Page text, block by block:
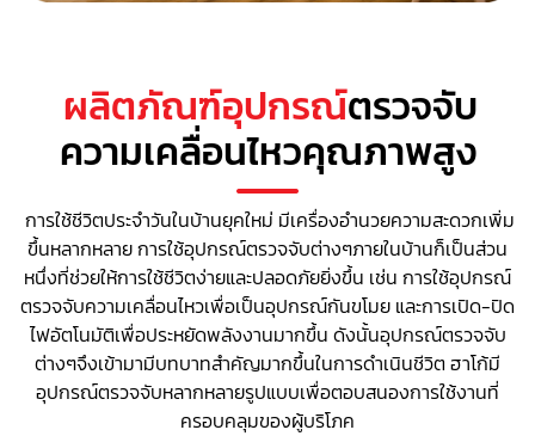
ผลิตภัณฑ์อุปกรณ์ตรวจจับ
ความเคลื่อนไหวคุณภาพสูง
การใช้ชีวิตประจำวันในบ้านยุคใหม่ มีเครื่องอำนวยความสะดวกเพิ่ม
ขึ้นหลากหลาย การใช้อุปกรณ์ตรวจจับต่างๆภายในบ้านก็เป็นส่วน
หนึ่งที่ช่วยให้การใช้ชีวิตง่ายและปลอดภัยยิ่งขึ้น เช่น การใช้อุปกรณ์
ตรวจจับความเคลื่อนไหวเพื่อเป็นอุปกรณ์กันขโมย และการเปิด-ปิด
ไฟอัตโนมัติเพื่อประหยัดพลังงานมากขึ้น ดังนั้นอุปกรณ์ตรวจจับ
ต่างๆจึงเข้ามามีบทบาทสำคัญมากขึ้นในการดำเนินชีวิต ฮาโก้มี
อุปกรณ์ตรวจจับหลากหลายรูปแบบเพื่อตอบสนองการใช้งานที่
ครอบคลุมของผู้บริโภค